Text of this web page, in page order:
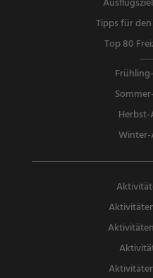
Tipps für
Top 80